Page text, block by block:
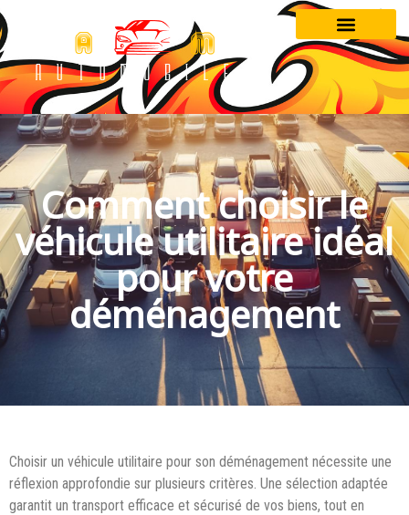
Comment choisir le
véhicule utilitaire idéal
pour votre
déménagement
Choisir un véhicule utilitaire pour son déménagement nécessite une
réflexion approfondie sur plusieurs critères. Une sélection adaptée
garantit un transport efficace et sécurisé de vos biens, tout en